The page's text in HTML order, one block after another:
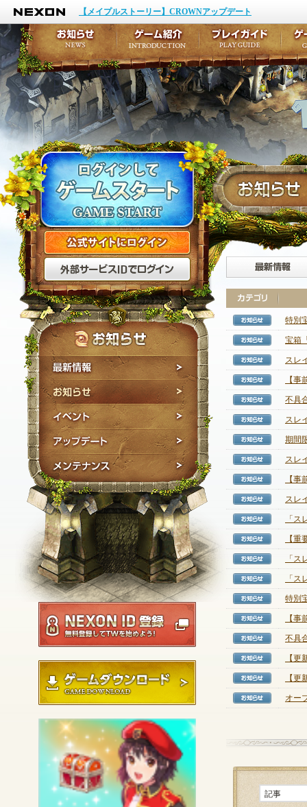
NEXON
【メイプルストーリー】CROWNアップデート
公式サイトにログイン
外部サービスIDでログ
最新情報
お知らせ
イベント
アップデート
メンテナンス
NEXON ID登録
ゲームダウンロード
【お
特別
【お
宝箱
【お
スレ
【お
【
【お
不具
【お
スレ
【お
期間
【お
スレ
【お
【
【お
スレ
【お
「
【お
【
【お
「
【お
「
【お
特別
【お
【
【お
不具
【お
【
【お
【
【お
オー
お知らせ
イベント
アップデート
メンテナンス
ゲーム紹介
キャラクター作成
テイルズ初級者講座
ここだけは知ってお